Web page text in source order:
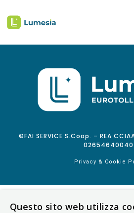
©FAI SERVICE S.Coop. – REA
02654640040
Privacy & Cookie
Questo sito web utilizza